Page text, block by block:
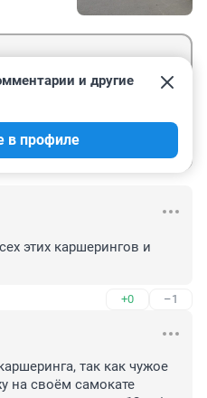
и другие
в профиле
этих каршерингов и
+0 –1
так как чужое
на своём самокате